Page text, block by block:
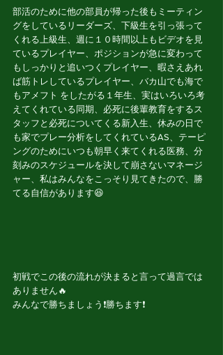
部活のために他の部員が帰った後もミーティン
グをしているリーダーズ、下級生を引っ張って
くれる上級生、週に１０時間以上もビデオを見
ているプレイヤー、ポジションが急に変わって
もしっかりと追いつくプレイヤー、暇さえあれ
ば筋トレしているプレイヤー、バカ山でも海で
もアメフト をしたがる１年生、実はいろいろ考
えてくれている同期、必死に後輩教育をするス
タッフと必死についてくる新入生、休みの日で
も家でプレー分析をしてくれているAS、テーピ
ングのためにいつも朝早く来てくれる医務、分
刻みのスケジュールを決して崩さないマネージ
ャー、私はみんなをこっそり見てきたので、勝
てる自信があります😆
初戦でこの後の流れが決まると言って過言では
ありません🔥
みんなで勝ちましょう❗️勝ちます❗️